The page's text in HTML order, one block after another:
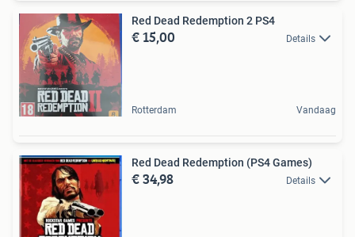
Red Dead Redemption 2 PS4
€ 15,00 Details
Rotterdam Vandaag
Red Dead Redemption (PS4 Games)
€ 34,98 Details